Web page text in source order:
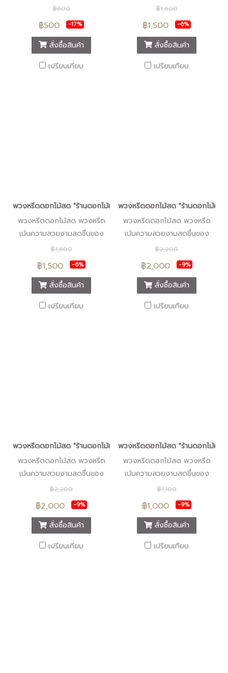
ดอกไม้สด พวงหรีดรูปแบบทัน
สมัย เพื่อให้สมเกียรติผู้มอบ
พวงหรีด และผู้รับพวงหรีด
บริการส่งพวงหรีดถึงที่
฿600
฿500 -17%
สั่งซื้อสินค้า
เปรียบเทียบ
ดอกไม้สด พวงหรีดรูปแบบทัน
สมัย บริการส่งพวงหรีดถึงที่
เพื่อให้สมเกียรติผู้มอบและผู้รับ
มอบพวงหรีด
฿1,600
฿1,500 -6%
สั่งซื้อสินค้า
เปรียบเทียบ
พวงหรีดดอกไม้สด "ร้านดอกไม้หรีดนคร" #ร้านพวงหรีดนครศรีธรรมร
พวงหรีดดอกไม้สด พวงหรีด
เน้นความสวยงามสดชื่นของ
ดอกไม้สด พวงหรีดรูปแบบทัน
สมัย บริการส่งพวงหรีดถึงที่
เพื่อให้สมเกียรติผู้มอบและผู้รับ
มอบพวงหรีด
฿1,600
฿1,500 -6%
สั่งซื้อสินค้า
เปรียบเทียบ
พวงหรีดดอกไม้สด "ร้านดอกไม้หรีด
พวงหรีดดอกไม้สด พวงหรีด
เน้นความสวยงามสดชื่นของ
ดอกไม้สด พวงหรีดรูปแบบทัน
สมัย บริการส่งพวงหรีดถึงที่
เพื่อให้สมเกียรติผู้มอบและผู้รับ
มอบพวงหรีด
฿2,200
฿2,000 -9%
สั่งซื้อสินค้า
เปรียบเทียบ
พวงหรีดดอกไม้สด "ร้านดอกไม้หรีดนคร" #ร้านพวงหรีดนครศรีธรรมร
พวงหรีดดอกไม้สด พวงหรีด
เน้นความสวยงามสดชื่นของ
ดอกไม้สด พวงหรีดรูปแบบทัน
สมัย บริการส่งพวงหรีดถึงที่
เพื่อให้สมเกียรติผู้มอบและผู้รับ
มอบพวงหรีด
฿2,200
฿2,000 -9%
สั่งซื้อสินค้า
เปรียบเทียบ
พวงหรีดดอกไม้สด "ร้านดอกไม้หรีด
พวงหรีดดอกไม้สด พวงหรีด
เน้นความสวยงามสดชื่นของ
ดอกไม้สด พวงหรีดรูปแบบทัน
สมัย บริการส่งพวงหรีดถึงที่
เพื่อให้สมเกียรติผู้มอบและผู้รับ
มอบพวงหรีด
฿1,100
฿1,000 -9%
สั่งซื้อสินค้า
เปรียบเทียบ